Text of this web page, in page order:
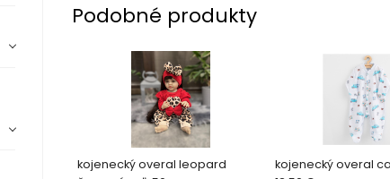
Podobné produkty
kojenecký overal leopard
kojenecký overal